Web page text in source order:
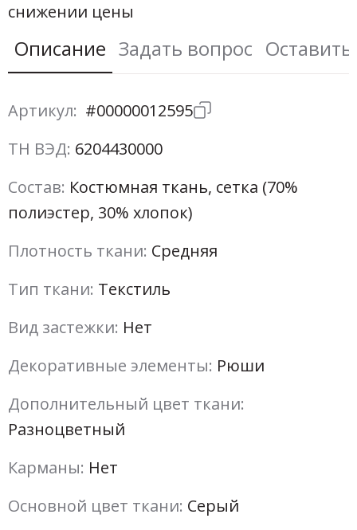
Описание Задать вопрос
Артикул: #00000012595
ТН ВЭД: 6204430000
Состав: Костюмная ткань, сетка (70%
полиэстер, 30% хлопок)
Плотность ткани: Средняя
Тип ткани: Текстиль
Вид застежки: Нет
Декоративные элементы: Рюши
Дополнительный цвет ткани:
Разноцветный
Карманы: Нет
Основной цвет ткани: Серый
снижении цены